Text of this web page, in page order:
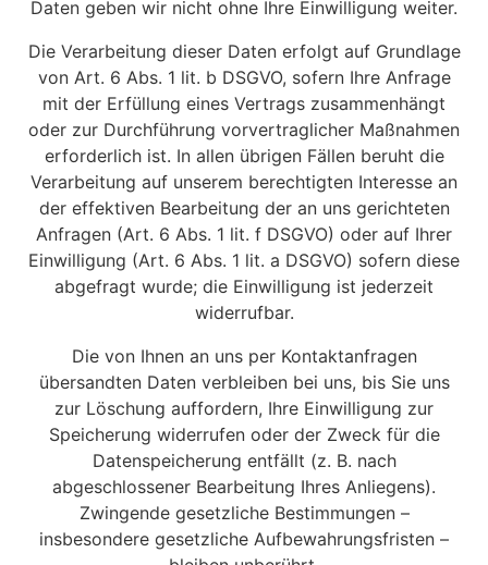
Daten geben wir nicht ohne Ihre Einwilligung weiter.
Die Verarbeitung dieser Daten erfolgt auf Grundlage
von Art. 6 Abs. 1 lit. b DSGVO, sofern Ihre Anfrage
mit der Erfüllung eines Vertrags zusammenhängt
oder zur Durchführung vorvertraglicher Maßnahmen
erforderlich ist. In allen übrigen Fällen beruht die
Verarbeitung auf unserem berechtigten Interesse an
der effektiven Bearbeitung der an uns gerichteten
Anfragen (Art. 6 Abs. 1 lit. f DSGVO) oder auf Ihrer
Einwilligung (Art. 6 Abs. 1 lit. a DSGVO) sofern diese
abgefragt wurde; die Einwilligung ist jederzeit
widerrufbar.
Die von Ihnen an uns per Kontaktanfragen
übersandten Daten verbleiben bei uns, bis Sie uns
zur Löschung auffordern, Ihre Einwilligung zur
Speicherung widerrufen oder der Zweck für die
Datenspeicherung entfällt (z. B. nach
abgeschlossener Bearbeitung Ihres Anliegens).
Zwingende gesetzliche Bestimmungen –
insbesondere gesetzliche Aufbewahrungsfristen –